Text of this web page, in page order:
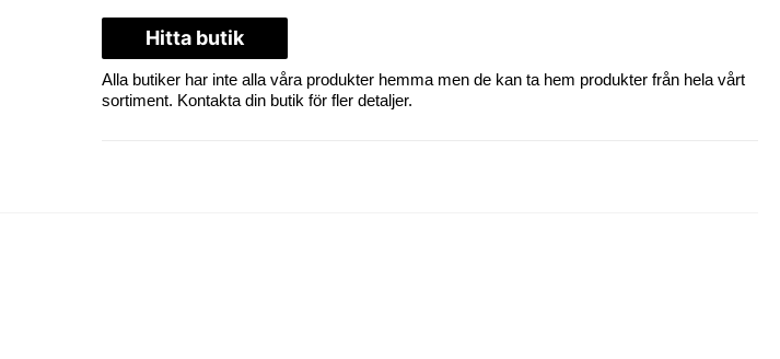
Hitta butik
Alla butiker har inte alla våra produkter hemma men de kan ta hem produkter från hela vårt
sortiment. Kontakta din butik för fler detaljer.